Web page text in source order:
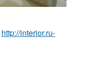
http://interior.ru-